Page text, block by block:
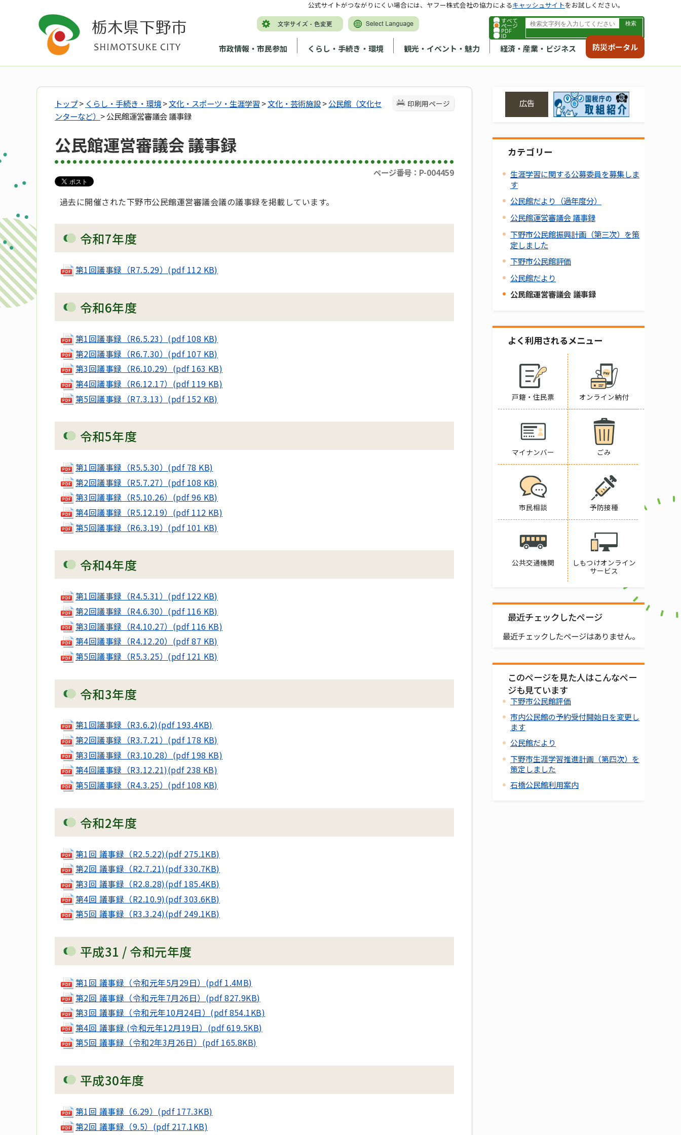
すべて
ページ
PDF
ID
市政情報・市民参加 くらし・手続き・環境 観光・イベント・魅力 経済・産業・ビジネス 防災ポータル
公式サイトがつながりにくい場合には、ヤフー株式会社の協力によるキャッシュサイトをお試しください。
印刷用ページ
トップ> くらし・手続き・環境>文化・スポーツ・生涯学習 >文化・芸術施設>公民館（文化セ
ンターなど） > 公民館運営審議会 議事録
公民館運営審議会 議事録
ページ番号：P-004459
過去に開催された下野市公民館運営審議会議の議事録を掲載しています。
令和7年度
第1回議事録（R7.5.29）(pdf 112 KB)
令和6年度
第1回議事録（R6.5.23）(pdf 108 KB)
第2回議事録（R6.7.30）(pdf 107 KB)
第3回議事録（R6.10.29）(pdf 163 KB)
第4回議事録（R6.12.17）(pdf 119 KB)
第5回議事録（R7.3.13）(pdf 152 KB)
令和5年度
第1回議事録（R5.5.30）(pdf 78 KB)
第2回議事録（R5.7.27）(pdf 108 KB)
第3回議事録（R5.10.26）(pdf 96 KB)
第4回議事録（R5.12.19）(pdf 112 KB)
第5回議事録（R6.3.19）(pdf 101 KB)
令和4年度
第1回議事録（R4.5.31）(pdf 122 KB)
第2回議事録（R4.6.30）(pdf 116 KB)
第3回議事録（R4.10.27）(pdf 116 KB)
第4回議事録（R4.12.20）(pdf 87 KB)
第5回議事録（R5.3.25）(pdf 121 KB)
令和3年度
第1回議事録（R3.6.2)(pdf 193.4KB)
第2回議事録（R3.7.21）(pdf 178 KB)
第3回議事録（R3.10.28）(pdf 198 KB)
第4回議事録（R3.12.21)(pdf 238 KB)
第5回議事録（R4.3.25）(pdf 108 KB)
令和2年度
第1回 議事録（R2.5.22)(pdf 275.1KB)
第2回 議事録（R2.7.21)(pdf 330.7KB)
第3回 議事録（R2.8.28)(pdf 185.4KB)
第4回 議事録（R2.10.9)(pdf 303.6KB)
第5回 議事録（R3.3.24)(pdf 249.1KB)
平成31 / 令和元年度
第1回 議事録（令和元年5月29日）(pdf 1.4MB)
第2回 議事録（令和元年7月26日）(pdf 827.9KB)
第3回 議事録（令和元年10月24日）(pdf 854.1KB)
第4回 議事録 (令和元年12月19日）(pdf 619.5KB)
第5回 議事録（令和2年3月26日）(pdf 165.8KB)
平成30年度
第1回 議事録（6.29）(pdf 177.3KB)
第2回 議事録（9.5）(pdf 217.1KB)
広告
カテゴリー
生涯学習に関する公募委員を募集しま
す
公民館だより（過年度分）
公民館運営審議会 議事録
下野市公民館振興計画（第三次）を策
定しました
下野市公民館評価
公民館だより
公民館運営審議会 議事録
よく利用されるメニュー
戸籍・住民票 オンライン納付
マイナンバー ごみ
市民相談 予防接種
公共交通機関
しもつけオンライン
サービス
最近チェックしたページ
最近チェックしたページはありません。
このページを見た人はこんなペー
ジも見ています
下野市公民館評価
市内公民館の予約受付開始日を変更し
ます
公民館だより
下野市生涯学習推進計画（第四次）を
策定しました
石橋公民館利用案内